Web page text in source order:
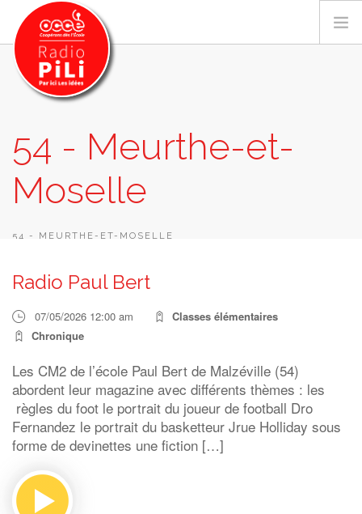
GRILLE DES PROGRAMMES
EMISSIONS / PODCASTS
SUR LE TERRITOIRE
RESSOURCES
RECHERCHER
54 - Meurthe-et-
Moselle
54 - MEURTHE-ET-MOSELLE
Radio Paul Bert
07/05/2026 12:00 am
Classes élémentaires
Chronique
Les CM2 de l’école Paul Bert de Malzéville (54)
abordent leur magazine avec différents thèmes : les
règles du foot le portrait du joueur de football Dro
Fernandez le portrait du basketteur Jrue Holliday sous
forme de devinettes une fiction […]